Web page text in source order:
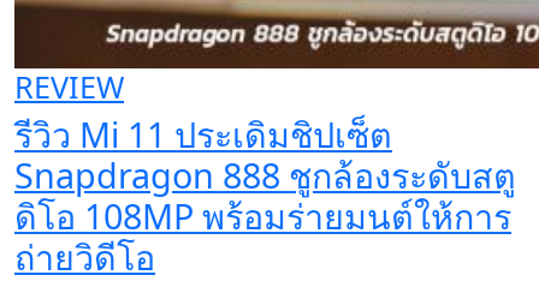
REVIEW
รีวิว Mi 11 ประเดิมชิปเซ็ต
Snapdragon 888 ชูกล้องระดับสตู
ดิโอ 108MP พร้อมร่ายมนต์ให้การ
ถ่ายวิดีโอ